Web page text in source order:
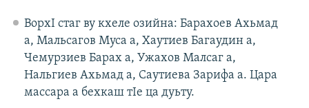
ВорхI стаг ву кхеле озийна: Барахоев Ахьмад
а, Мальсагов Муса а, Хаутиев Багаудин а,
Чемурзиев Барах а, Ужахов Малсаг а,
Нальгиев Ахьмад а, Саутиева Зарифа а. Цара
массара а бехкаш тIе ца дуьту.